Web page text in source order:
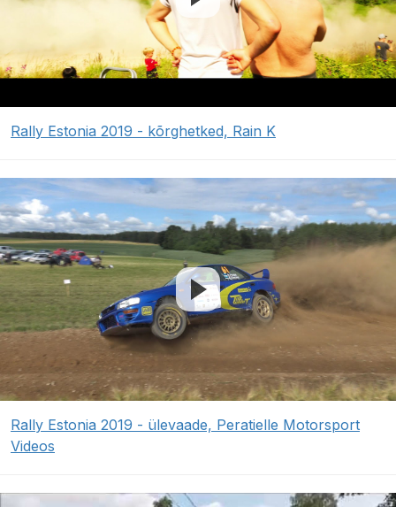
Rally Estonia 2019 - kõrghetked, Rain K
Rally Estonia 2019 - ülevaade, Peratielle Motorsport
Videos